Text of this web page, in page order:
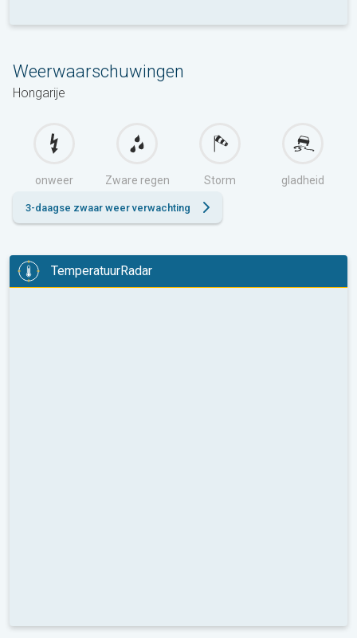
Weerwaarschuwingen
Hongarije
onweer Zware regen Storm gladheid
3-daagse zwaar weer verwachting
TemperatuurRadar